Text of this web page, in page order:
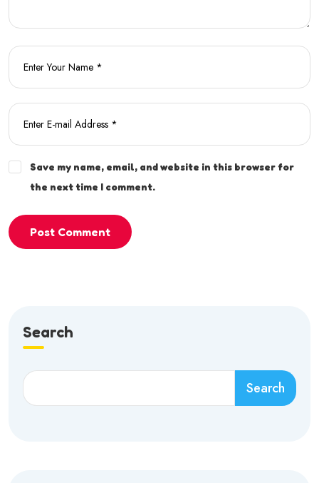
Save my name, email, and website in this browser for
the next time I comment.
Post Comment
Search
Search